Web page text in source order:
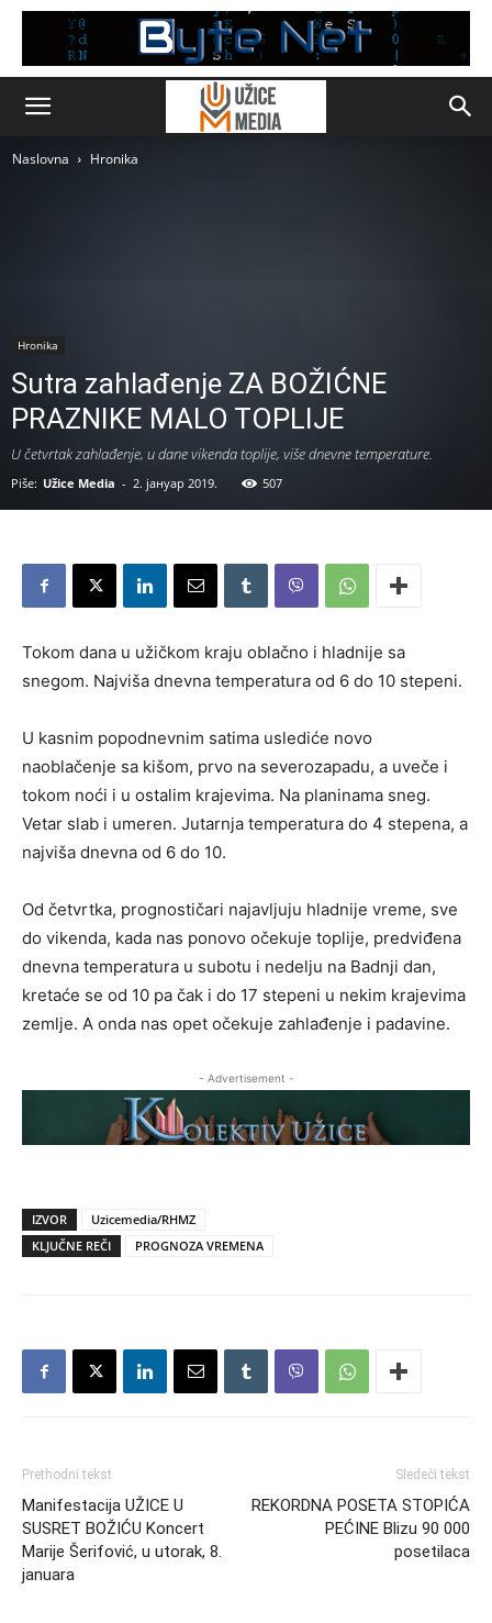
Naslovna Hronika
Hronika
Sutra zahlađenje ZA BOŽIĆNE
PRAZNIKE MALO TOPLIJE
U četvrtak zahlađenje, u dane vikenda toplije, više dnevne temperature.
Piše: Užice Media - 2. јануар 2019. 507
Tokom dana u užičkom kraju oblačno i hladnije sa
snegom. Najviša dnevna temperatura od 6 do 10 stepeni.
U kasnim popodnevnim satima uslediće novo
naoblačenje sa kišom, prvo na severozapadu, a uveče i
tokom noći i u ostalim krajevima. Na planinama sneg.
Vetar slab i umeren. Jutarnja temperatura do 4 stepena, a
najviša dnevna od 6 do 10.
Od četvrtka, prognostičari najavljuju hladnije vreme, sve
do vikenda, kada nas ponovo očekuje toplije, predviđena
dnevna temperatura u subotu i nedelju na Badnji dan,
kretaće se od 10 pa čak i do 17 stepeni u nekim krajevima
zemlje. A onda nas opet očekuje zahlađenje i padavine.
- Advertisement -
IZVOR
Uzicemedia/RHMZ
KLJUČNE REČI
PROGNOZA VREMENA
Prethodni tekst
Manifestacija UŽICE U
SUSRET BOŽIĆU Koncert
Marije Šerifović, u utorak, 8.
januara
Sledeći tekst
REKORDNA POSETA STOPIĆA
PEĆINE Blizu 90 000
posetilaca